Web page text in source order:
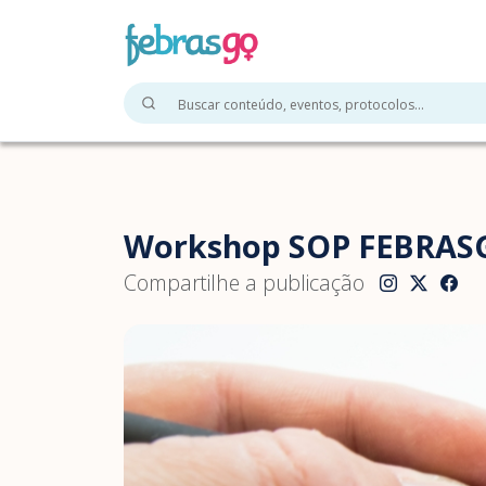
Workshop SOP
Compartilhe a publicação